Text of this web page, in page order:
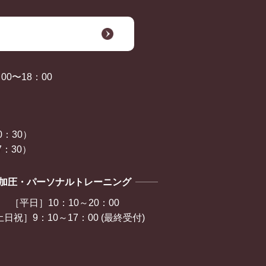
00〜18：00
30）
30）
圧・パーソナルトレーニング
［平日］10：10～20：00
日祝］9：10～17：00 (最終受付)